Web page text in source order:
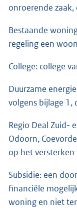
onroerende
Bestaande
regeling een
College: college
Duurzame
volgens bijlage
Regio Deal Zuid-
Odoorn,
op het
Subsidie: een
financiële
woning en niet